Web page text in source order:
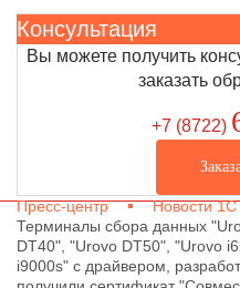
Консультация
Вы можете получить
заказать
+7 (8722)
Пресс-центр
Новости 1С
Терминалы сбора данных
DT40", "Urovo DT50", "Urovo
i9000s" с драйвером,